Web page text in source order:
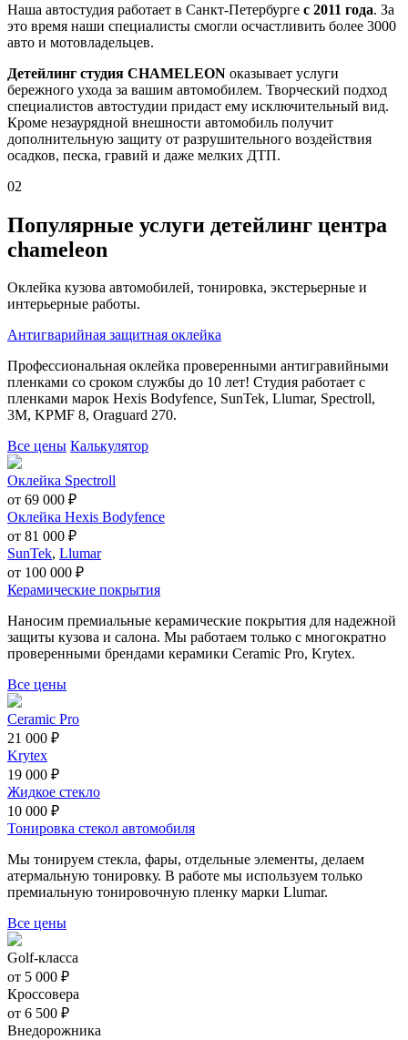
Наша автостудия работает в Санкт-Петербурге с 2011 года. За
это время наши специалисты смогли осчастливить более 3000
авто и мотовладельцев.
Детейлинг студия CHAMELEON оказывает услуги
бережного ухода за вашим автомобилем. Творческий подход
специалистов автостудии придаст ему исключительный вид.
Кроме незаурядной внешности автомобиль получит
дополнительную защиту от разрушительного воздействия
осадков, песка, гравий и даже мелких ДТП.
02
Популярные услуги детейлинг центра
chameleon
Оклейка кузова автомобилей, тонировка, экстерьерные и
интерьерные работы.
Антигварийная защитная оклейка
Профессиональная оклейка проверенными антигравийными
пленками со сроком службы до 10 лет! Студия работает с
пленками марок Hexis Bodyfence, SunTek, Llumar, Spectroll,
3M, KPMF 8, Oraguard 270.
Все цены Калькулятор
Оклейка Spectroll
от 69 000 ₽
Оклейка Hexis Bodyfence
от 81 000 ₽
SunTek, Llumar
от 100 000 ₽
Керамические покрытия
Наносим премиальные керамические покрытия для надежной
защиты кузова и салона. Мы работаем только с многократно
проверенными брендами керамики Ceramic Pro, Krytex.
Все цены
Ceramic Pro
21 000 ₽
Krytex
19 000 ₽
Жидкое стекло
10 000 ₽
Тонировка стекол автомобиля
Мы тонируем стекла, фары, отдельные элементы, делаем
атермальную тонировку. В работе мы используем только
премиальную тонировочную пленку марки Llumar.
Все цены
Golf-класса
от 5 000 ₽
Кроссовера
от 6 500 ₽
Внедорожника